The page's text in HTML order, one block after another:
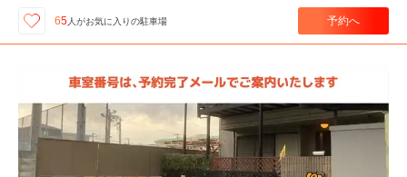
65人がお気に入りの駐車場 予約へ